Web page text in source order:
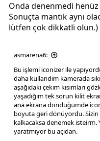
Onda denenmedi
Sonuçta mantık aynı
lütfen çok dikkatli olun.)
asmarena6:
Bu işlemi iconizer ile
daha kullandım kamerada
aşağıdaki çekim kısımları
yaşadığım tek sorun kilit
ana ekrana döndüğümde
boyuta geri dönüyordu. Sizin
kalkacaksa denemek
yaratmıyor bu açıdan.